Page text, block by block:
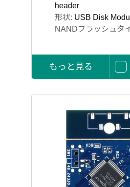
header
形状: USB Disk
NANDフラッシュタ
もっと見る